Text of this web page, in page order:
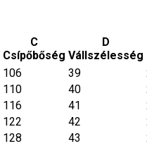
C
Csípőbőség
D
Vállszélesség
106 39
110 40
116 41
122 42
128 43